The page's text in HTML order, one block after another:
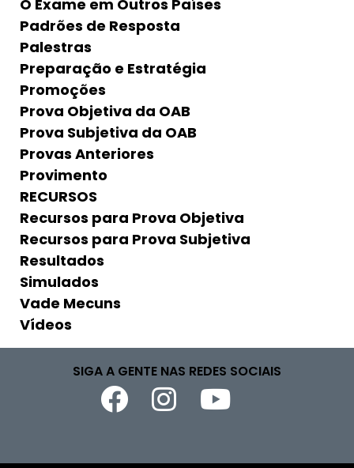
O Exame em Outros Países
Padrões de Resposta
Palestras
Preparação e Estratégia
Promoções
Prova Objetiva da OAB
Prova Subjetiva da OAB
Provas Anteriores
Provimento
RECURSOS
Recursos para Prova Objetiva
Recursos para Prova Subjetiva
Resultados
Simulados
Vade Mecuns
Vídeos
SIGA A GENTE NAS REDES SOCIAIS